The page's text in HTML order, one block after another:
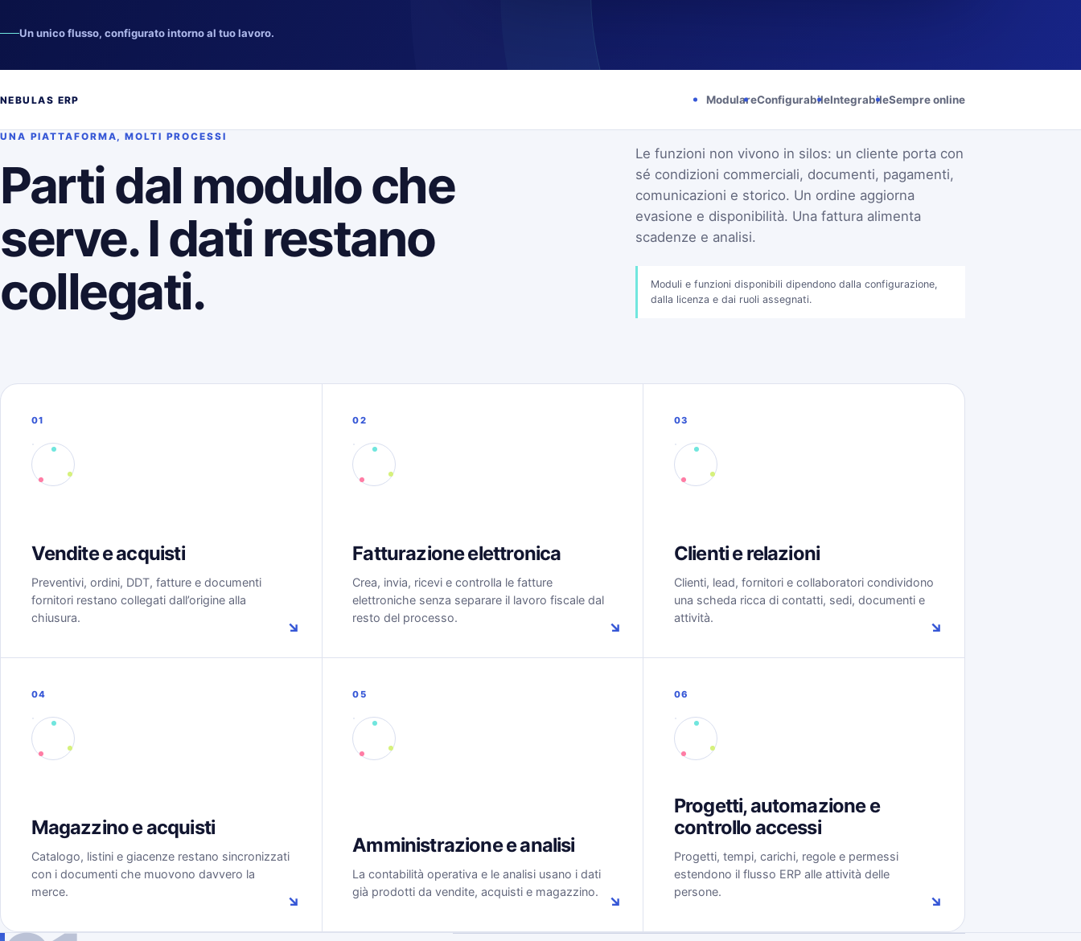
Un unico flusso, configurato intorno al tuo lavoro.
NEBULAS ERP ModulareConfigurabileIntegrabileSempre online
UNA PIATTAFORMA, MOLTI PROCESSI
Parti dal modulo che
serve. I dati restano
collegati.
Le funzioni non vivono in silos: un cliente porta con
sé condizioni commerciali, documenti, pagamenti,
comunicazioni e storico. Un ordine aggiorna
evasione e disponibilità. Una fattura alimenta
scadenze e analisi.
Moduli e funzioni disponibili dipendono dalla configurazione,
dalla licenza e dai ruoli assegnati.
01
Vendite e acquisti
Preventivi, ordini, DDT, fatture e documenti
fornitori restano collegati dall’origine alla
chiusura.
↘
02
Fatturazione elettronica
Crea, invia, ricevi e controlla le fatture
elettroniche senza separare il lavoro fiscale dal
resto del processo.
↘
03
Clienti e relazioni
Clienti, lead, fornitori e collaboratori condividono
una scheda ricca di contatti, sedi, documenti e
attività.
↘
04
Magazzino e acquisti
Catalogo, listini e giacenze restano sincronizzati
con i documenti che muovono davvero la
merce.
↘
05
Amministrazione e analisi
La contabilità operativa e le analisi usano i dati
già prodotti da vendite, acquisti e magazzino.
↘
06
Progetti, automazione e
controllo accessi
Progetti, tempi, carichi, regole e permessi
estendono il flusso ERP alle attività delle
persone.
↘